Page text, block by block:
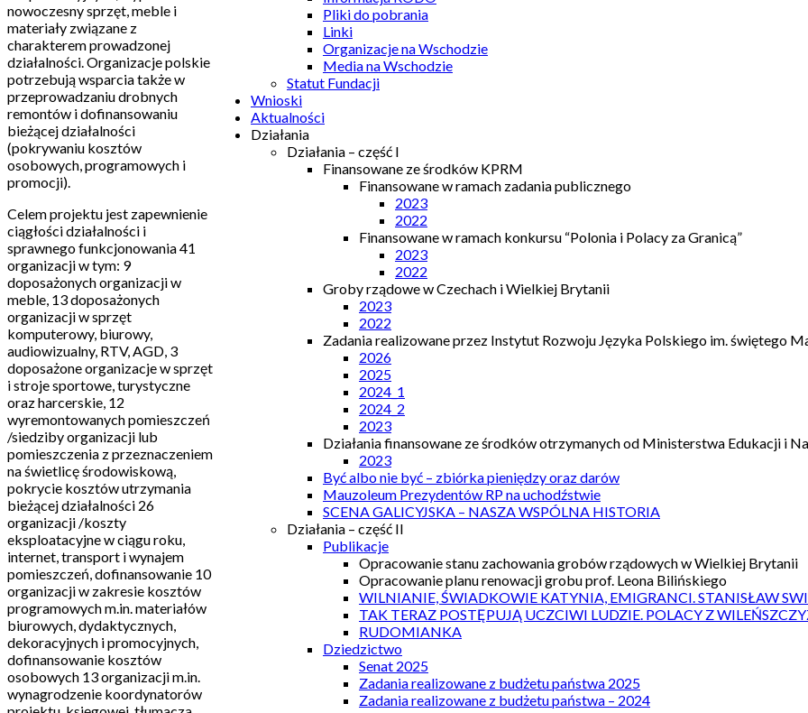
Pliki do pobrania
Linki
Organizacje na Wschodzie
Media na Wschodzie
Statut Fundacji
Wnioski
Aktualności
Działania
Działania – część I
Finansowane ze środków KPRM
Finansowane w ramach zadania publicznego
2023
2022
Finansowane w ramach konkursu “Polonia i Polacy za Granicą”
2023
2022
Groby rządowe w Czechach i Wielkiej Brytanii
2023
2022
Zadania realizowane przez Instytut Rozwoju Języka Polskiego im. świętego
2026
2025
2024_1
2024_2
2023
Działania finansowane ze środków otrzymanych od Ministerstwa Edukacji i
2023
Być albo nie być – zbiórka pieniędzy oraz darów
Mauzoleum Prezydentów RP na uchodźstwie
SCENA GALICYJSKA – NASZA WSPÓLNA HISTORIA
Działania – część II
Publikacje
Opracowanie stanu zachowania grobów rządowych w Wielkiej Brytanii
Opracowanie planu renowacji grobu prof. Leona Bilińskiego
WILNIANIE, ŚWIADKOWIE KATYNIA, EMIGRANCI. STANISŁAW
TAK TERAZ POSTĘPUJĄ UCZCIWI LUDZIE. POLACY Z
RUDOMIANKA
Dziedzictwo
Senat 2025
Zadania realizowane z budżetu państwa 2025
Zadania realizowane z budżetu państwa – 2024
nowoczesny sprzęt, meble i
materiały związane z
charakterem prowadzonej
działalności. Organizacje polskie
potrzebują wsparcia także w
przeprowadzaniu drobnych
remontów i dofinansowaniu
bieżącej działalności
(pokrywaniu kosztów
osobowych, programowych i
promocji).
Celem projektu jest zapewnienie
ciągłości działalności i
sprawnego funkcjonowania 41
organizacji w tym: 9
doposażonych organizacji w
meble, 13 doposażonych
organizacji w sprzęt
komputerowy, biurowy,
audiowizualny, RTV, AGD, 3
doposażone organizacje w sprzęt
i stroje sportowe, turystyczne
oraz harcerskie, 12
wyremontowanych pomieszczeń
/siedziby organizacji lub
pomieszczenia z przeznaczeniem
na świetlicę środowiskową,
pokrycie kosztów utrzymania
bieżącej działalności 26
organizacji /koszty
eksploatacyjne w ciągu roku,
internet, transport i wynajem
pomieszczeń, dofinansowanie 10
organizacji w zakresie kosztów
programowych m.in. materiałów
biurowych, dydaktycznych,
dekoracyjnych i promocyjnych,
dofinansowanie kosztów
osobowych 13 organizacji m.in.
wynagrodzenie koordynatorów